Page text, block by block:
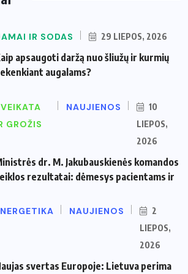
IR SODAS 29 LIEPOS, 2026
apsaugoti daržą nuo šliužų ir kurmių
augalams?
GROŽIS
NAUJIENOS
10
LIEPOS,
2026
dr. M. Jakubauskienės komandos
rezultatai: dėmesys pacientams ir
NAUJIENOS
2
LIEPOS,
2026
svertas Europoje: Lietuva perima